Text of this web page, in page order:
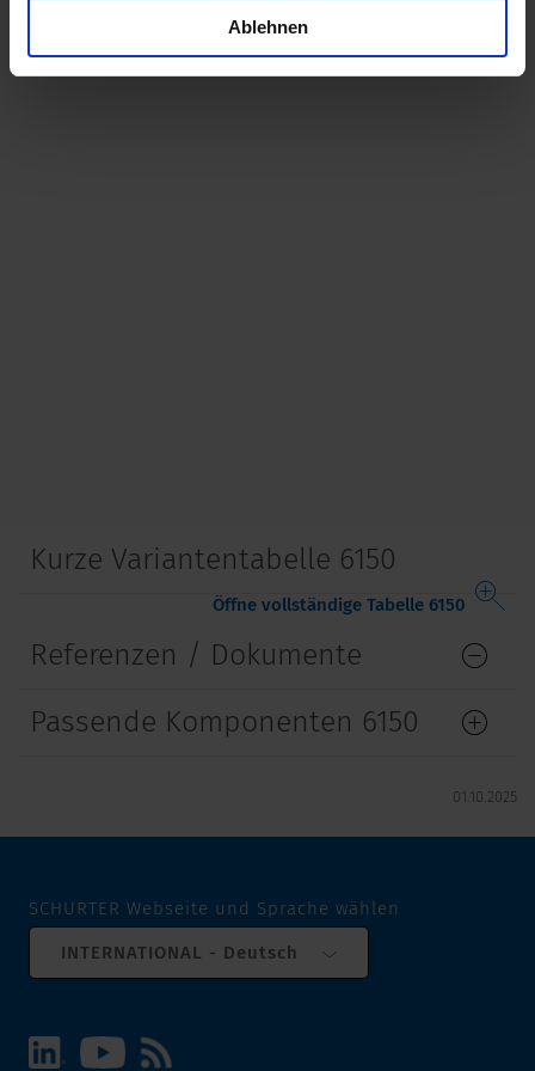
Ablehnen
kalte Bedingungen) Stifttemperatur 70
°C, 10 A, Schutzklasse I
Kurze Variantentabelle 6150
Öffne vollständige Tabelle 6150
Referenzen / Dokumente
Passende Komponenten 6150
01.10.2025
SCHURTER Webseite und Sprache wählen
INTERNATIONAL - Deutsch